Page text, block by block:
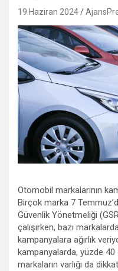
19 Haziran 2024
Otomobil markalarının
Birçok marka 7
Güvenlik Yönetmeliği
çalışırken, bazı
kampanyalara ağırlık
kampanyalarda, yüzde
markaların varlığı da